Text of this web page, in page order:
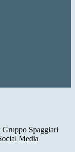
Spaggiari
Media